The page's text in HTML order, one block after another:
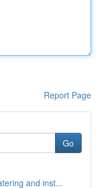
Report Page
Go
and inst...